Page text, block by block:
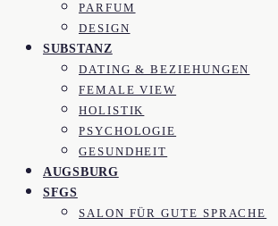
PARFUM
DESIGN
SUBSTANZ
DATING & BEZIEHUNGEN
FEMALE VIEW
HOLISTIK
PSYCHOLOGIE
GESUNDHEIT
AUGSBURG
SFGS
SALON FÜR GUTE SPRACHE